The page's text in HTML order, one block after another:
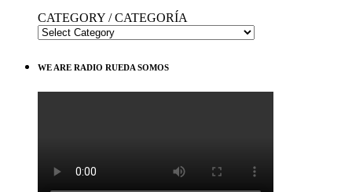
CATEGORY / CATEGORÍA
WE ARE RADIO RUEDA SOMOS